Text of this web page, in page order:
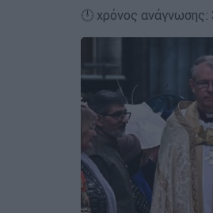
🕛 χρόνος